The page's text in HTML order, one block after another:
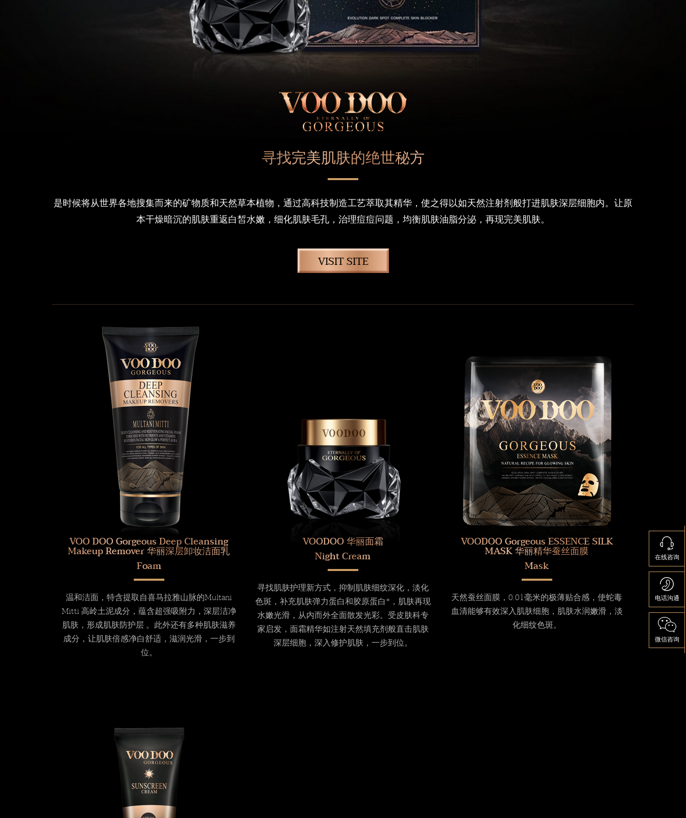
在线咨询
电话沟通
微信咨询
寻找完美肌肤的绝世秘方
是时候将从世界各地搜集而来的矿物质和天然草本植物，通过高科技制造工艺萃取其精华，使之得以如天然注射剂般打进肌肤深层细胞内。让原
本干燥暗沉的肌肤重返白皙水嫩，细化肌肤毛孔，治理痘痘问题，均衡肌肤油脂分泌，再现完美肌肤。
VISIT SITE
VOO DOO Gorgeous Deep Cleansing
Makeup Remover 华丽深层卸妆洁面乳
Foam
温和洁面，特含提取自喜马拉雅山脉的Multani
Mitti 高岭土泥成分，蕴含超强吸附力，深层洁净
肌肤，形成肌肤防护层 。此外还有多种肌肤滋养
成分，让肌肤倍感净白舒适，滋润光滑，一步到
位。
VOODOO 华丽面霜
Night Cream
寻找肌肤护理新方式，抑制肌肤细纹深化，淡化
色斑，补充肌肤弹力蛋白和胶原蛋白*，肌肤再现
水嫩光滑，从内而外全面散发光彩。受皮肤科专
家启发，面霜精华如注射天然填充剂般直击肌肤
深层细胞，深入修护肌肤，一步到位。
VOODOO Gorgeous ESSENCE SILK
MASK 华丽精华蚕丝面膜
Mask
天然蚕丝面膜，0.01毫米的极薄贴合感，使蛇毒
血清能够有效深入肌肤细胞，肌肤水润嫩滑，淡
化细纹色斑。